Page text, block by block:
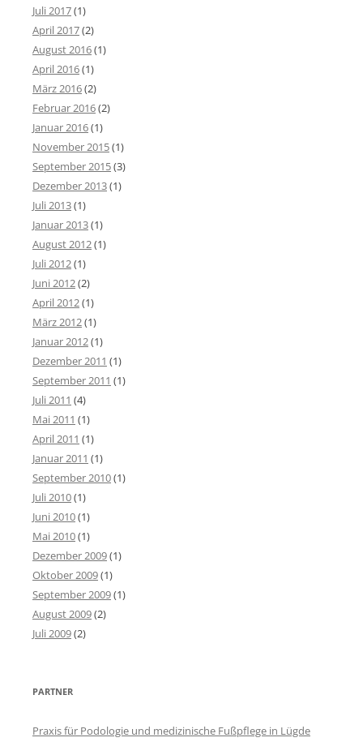
Juli 2017(1)
April 2017(2)
August 2016(1)
April 2016(1)
März 2016(2)
Februar 2016(2)
Januar 2016(1)
November 2015(1)
September 2015(3)
Dezember 2013(1)
Juli 2013(1)
Januar 2013(1)
August 2012(1)
Juli 2012(1)
Juni 2012(2)
April 2012(1)
März 2012(1)
Januar 2012(1)
Dezember 2011 (1)
September 2011 (1)
Juli 2011 (4)
Mai 2011 (1)
April 2011 (1)
Januar 2011 (1)
September 2010(1)
Juli 2010(1)
Juni 2010(1)
Mai 2010(1)
Dezember 2009(1)
Oktober 2009(1)
September 2009(1)
August 2009(2)
Juli 2009(2)
PARTNER
Praxis für Podologie und medizinische Fußpflege in Lügde